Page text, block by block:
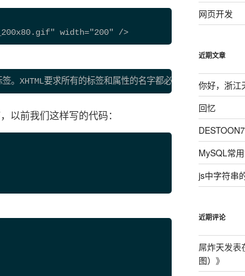
width="200" />
。XHTML要求所有的标签和属性的名字都必须使用小写。
以前我们这样写的代码：
网页开发
近期文章
你好，浙江
回忆
MySQL常
js中字符串
近期评论
屌炸天发表
图） 》